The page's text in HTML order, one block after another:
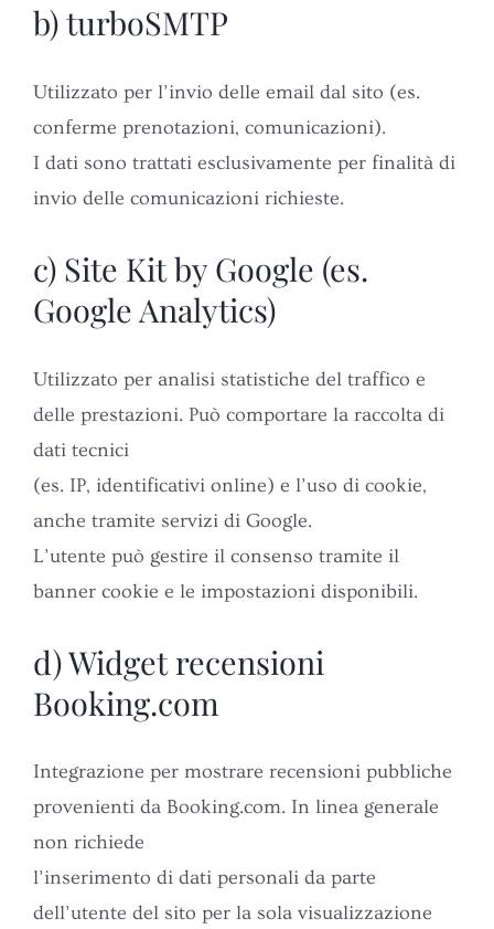
b) turboSMTP
Utilizzato per l’invio delle email dal sito (es.
conferme prenotazioni, comunicazioni).
I dati sono trattati esclusivamente per finalità di
invio delle comunicazioni richieste.
c) Site Kit by Google (es.
Google Analytics)
Utilizzato per analisi statistiche del traffico e
delle prestazioni. Può comportare la raccolta di
dati tecnici
(es. IP, identificativi online) e l’uso di cookie,
anche tramite servizi di Google.
L’utente può gestire il consenso tramite il
banner cookie e le impostazioni disponibili.
d) Widget recensioni
Booking.com
Integrazione per mostrare recensioni pubbliche
provenienti da Booking.com. In linea generale
non richiede
l’inserimento di dati personali da parte
dell’utente del sito per la sola visualizzazione